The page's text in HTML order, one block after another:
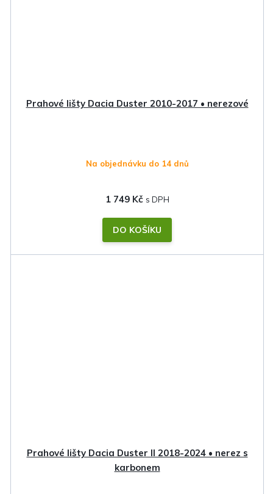
Prahové lišty Dacia Duster 2010-2017 • nerezové
Na objednávku do 14 dnů
1 749 Kč
DO KOŠÍKU
Prahové lišty Dacia Duster II 2018-2024 • nerez s
karbonem